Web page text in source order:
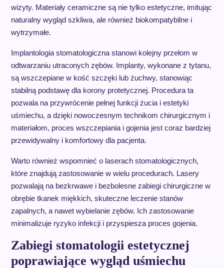
wizyty. Materiały ceramiczne są nie tylko estetyczne, imitując
naturalny wygląd szkliwa, ale również biokompatybilne i
wytrzymałe.
Implantologia stomatologiczna stanowi kolejny przełom w
odtwarzaniu utraconych zębów. Implanty, wykonane z tytanu,
są wszczepiane w kość szczęki lub żuchwy, stanowiąc
stabilną podstawę dla korony protetycznej. Procedura ta
pozwala na przywrócenie pełnej funkcji żucia i estetyki
uśmiechu, a dzięki nowoczesnym technikom chirurgicznym i
materiałom, proces wszczepiania i gojenia jest coraz bardziej
przewidywalny i komfortowy dla pacjenta.
Warto również wspomnieć o laserach stomatologicznych,
które znajdują zastosowanie w wielu procedurach. Lasery
pozwalają na bezkrwawe i bezbolesne zabiegi chirurgiczne w
obrębie tkanek miękkich, skuteczne leczenie stanów
zapalnych, a nawet wybielanie zębów. Ich zastosowanie
minimalizuje ryzyko infekcji i przyspiesza proces gojenia.
Zabiegi stomatologii estetycznej
poprawiające wygląd uśmiechu